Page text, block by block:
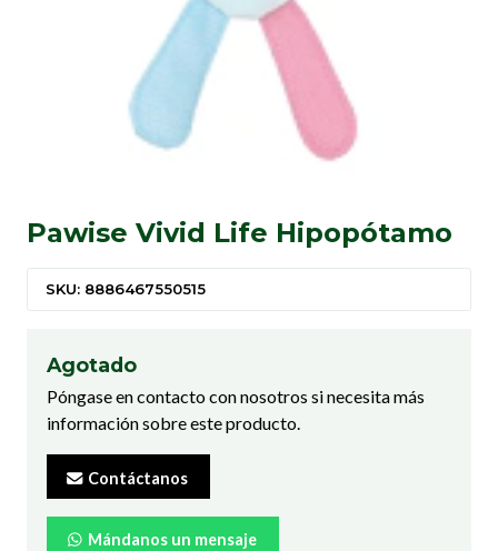
Pawise Vivid Life Hipopótamo
SKU: 8886467550515
Agotado
Póngase en contacto con nosotros si necesita más
información sobre este producto.
Contáctanos
Mándanos un mensaje